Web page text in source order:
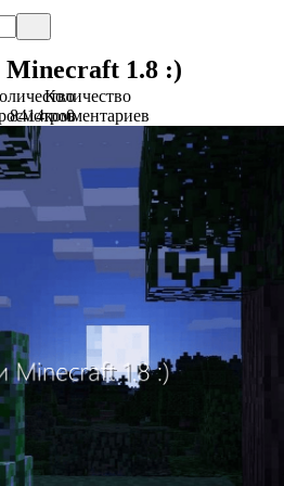
Minecraft 1.8 :)
8414
Количество
комментариев
0